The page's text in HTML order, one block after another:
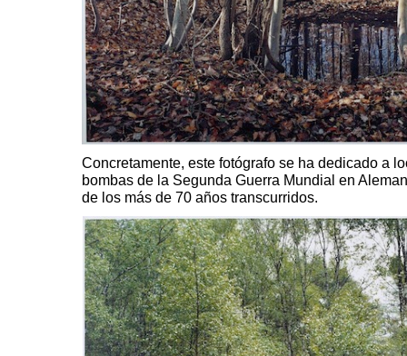
Concretamente, este fotógrafo se ha dedicado a
bombas de la Segunda Guerra Mundial en
de los más de 70 años transcurridos.